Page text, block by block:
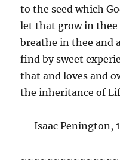
to the seed which
let that grow in thee
breathe in thee and
find by sweet
that and loves and
the inheritance of
— Isaac Penington,